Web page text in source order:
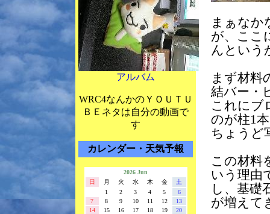
アルバム
WRC4なんかのＹＯＵＴＵ
ＢＥネタは自分の動画で
す
カレンダー・天気予報
2026 Jun
日
月 火 水 木 金
土
1
2 3 4 5
6
7
8 9 10 11 12
13
14
15 16 17 18 19
20
まぁなか
が、ここ
んという
まず材料
結バー・
これにブ
のが柱1
ちょうど
この材料
いう理由
し、基礎
が増えて